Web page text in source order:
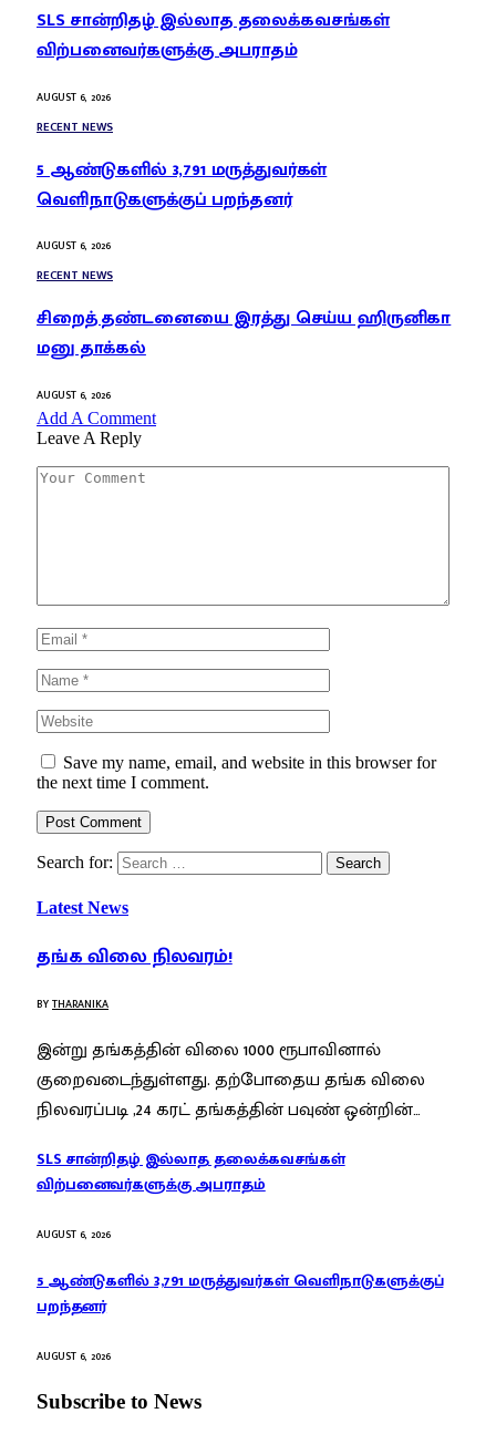
SLS சான்றிதழ் இல்லாத தலைக்கவசங்கள்
விற்பனைவர்களுக்கு அபராதம்
AUGUST 6, 2026
RECENT NEWS
5 ஆண்டுகளில் 3,791 மருத்துவர்கள்
வெளிநாடுகளுக்குப் பறந்தனர்
AUGUST 6, 2026
RECENT NEWS
சிறைத் தண்டனையை இரத்து செய்ய ஹிருனிகா
மனு தாக்கல்
AUGUST 6, 2026
Add A Comment
Leave A Reply
Save my name, email, and website in this browser for
the next time I comment.
Search for:
Latest News
தங்க விலை நிலவரம்!
BYTHARANIKA
இன்று தங்கத்தின் விலை 1000 ரூபாவினால்
குறைவடைந்துள்ளது. தற்போதைய தங்க விலை
நிலவரப்படி ,24 கரட் தங்கத்தின் பவுண் ஒன்றின்…
SLS சான்றிதழ் இல்லாத தலைக்கவசங்கள்
விற்பனைவர்களுக்கு அபராதம்
AUGUST 6, 2026
5 ஆண்டுகளில் 3,791 மருத்துவர்கள் வெளிநாடுகளுக்குப்
பறந்தனர்
AUGUST 6, 2026
Subscribe to News